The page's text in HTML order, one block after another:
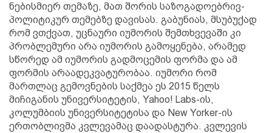
ნებისმიერ თემაზე, მათ შორის საზოგადოებრივ-
პოლიტიკურ თემებზე დავისას. გაბუნიას, მსუბუქად
რომ ვთქვათ, უცნაური იუმორის შემთხვევაში კი
პრობლემური არა იუმორის გამოყენება, არამედ
სწორედ ამ იუმორის გადმოცემის ფორმა და ამ
ფორმის არაადეკვატურობაა. იუმორი რომ
მართლაც გემოვნების საქმეა ეს 2015 წელს
მიჩიგანის უნივერსიტეტის, Yahoo! Labs-ის,
კოლუმბიის უნივერსიტეტისა და New Yorker-ის
ერთობლივმა კვლევამაც დაადასტურა. კვლევის